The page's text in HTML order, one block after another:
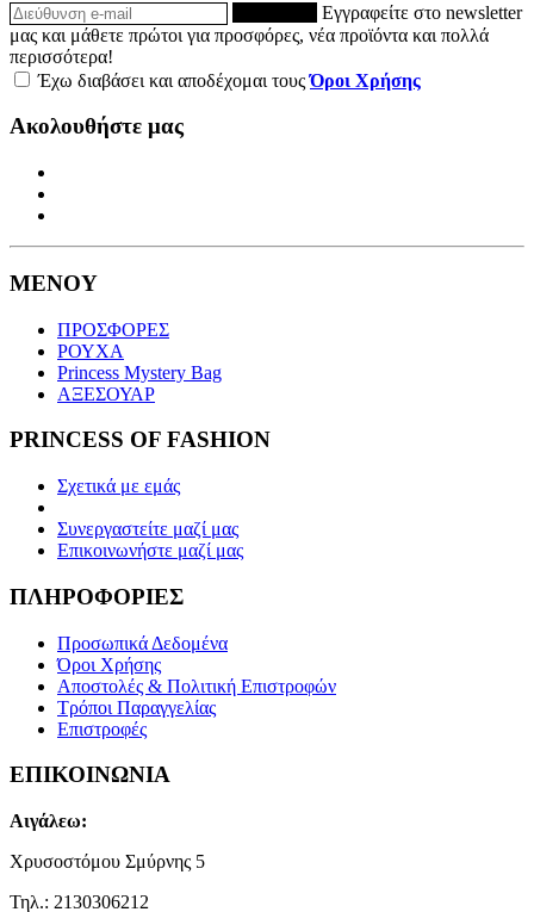
Εγγραφείτε στο newsletter
μας και μάθετε πρώτοι για προσφόρες, νέα προϊόντα και πολλά
περισσότερα!
Έχω διαβάσει και αποδέχομαι τουςΌροι Χρήσης
Ακολουθήστε μας
ΜΕΝΟΥ
ΠΡΟΣΦΟΡΕΣ
ΡΟΥΧΑ
Princess Mystery Bag
ΑΞΕΣΟΥΑΡ
PRINCESS OF FASHION
Σχετικά με εμάς
Συνεργαστείτε μαζί μας
Επικοινωνήστε μαζί μας
ΠΛΗΡΟΦΟΡΙΕΣ
Προσωπικά Δεδομένα
Όροι Χρήσης
Αποστολές & Πολιτική Επιστροφών
Τρόποι Παραγγελίας
Επιστροφές
ΕΠΙΚΟΙΝΩΝΙΑ
Αιγάλεω:
Χρυσοστόμου Σμύρνης 5
Τηλ.: 2130306212